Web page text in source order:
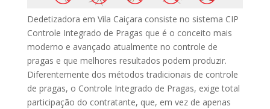
Dedetizadora em Vila Caiçara consiste no sistema CIP
Controle Integrado de Pragas que é o conceito mais
moderno e avançado atualmente no controle de
pragas e que melhores resultados podem produzir.
Diferentemente dos métodos tradicionais de controle
de pragas, o Controle Integrado de Pragas, exige total
participação do contratante, que, em vez de apenas